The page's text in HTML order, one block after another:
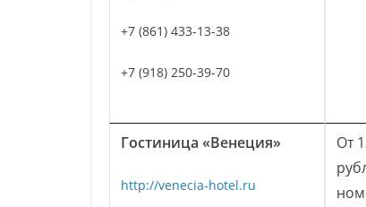
+7 (861) 433-13-38
+7 (918) 250-39-70
Гостиница «Венеция»
http://venecia-hotel.ru
От